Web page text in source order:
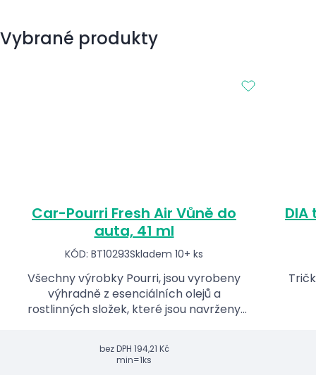
Vybrané produkty
Car-Pourri Fresh Air Vůně do
auta, 41 ml
KÓD: BT10293Skladem 10+ ks
Všechny výrobky Pourri, jsou vyrobeny
výhradně z esenciálních olejů a
rostlinných složek, které jsou navrženy
bez DPH 194,21 Kč
min=1ks
DIA